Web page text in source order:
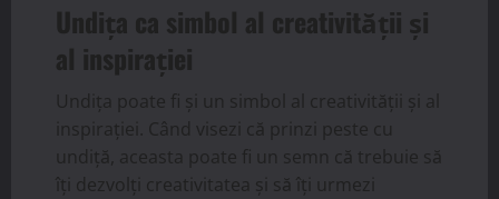
Undița ca simbol al creativității și
al inspirației
Undița poate fi și un simbol al creativității și al
inspirației. Când visezi că prinzi peste cu
undiță, aceasta poate fi un semn că trebuie să
îți dezvolți creativitatea și să îți urmezi